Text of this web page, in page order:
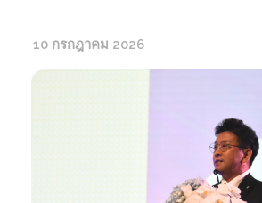
10 กรกฎาคม 2026